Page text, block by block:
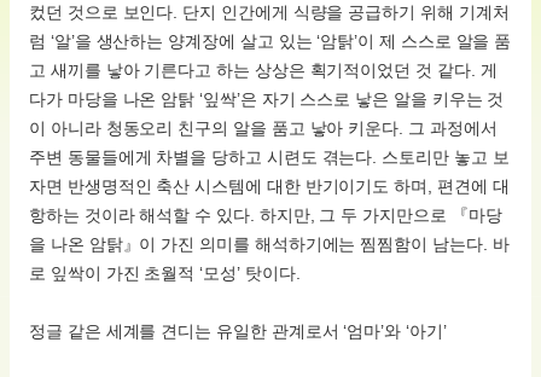
컸던 것으로 보인다. 단지 인간에게 식량을 공급하기 위해 기계처
럼 ‘알’을 생산하는 양계장에 살고 있는 ‘암탉’이 제 스스로 알을 품
고 새끼를 낳아 기른다고 하는 상상은 획기적이었던 것 같다. 게
다가 마당을 나온 암탉 ‘잎싹’은 자기 스스로 낳은 알을 키우는 것
이 아니라 청동오리 친구의 알을 품고 낳아 키운다. 그 과정에서
주변 동물들에게 차별을 당하고 시련도 겪는다. 스토리만 놓고 보
자면 반생명적인 축산 시스템에 대한 반기이기도 하며, 편견에 대
항하는 것이라 해석할 수 있다. 하지만, 그 두 가지만으로 『마당
을 나온 암탉』이 가진 의미를 해석하기에는 찜찜함이 남는다. 바
로 잎싹이 가진 초월적 ‘모성’ 탓이다.
정글 같은 세계를 견디는 유일한 관계로서 ‘엄마’와 ‘아기’